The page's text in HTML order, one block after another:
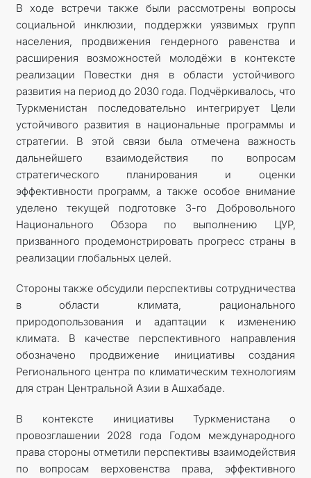
В ходе встречи также были рассмотрены вопросы
социальной инклюзии, поддержки уязвимых групп
населения, продвижения гендерного равенства и
расширения возможностей молодёжи в контексте
реализации Повестки дня в области устойчивого
развития на период до 2030 года. Подчёркивалось, что
Туркменистан последовательно интегрирует Цели
устойчивого развития в национальные программы и
стратегии. В этой связи была отмечена важность
дальнейшего взаимодействия по вопросам
стратегического планирования и оценки
эффективности программ, а также особое внимание
уделено текущей подготовке 3-го Добровольного
Национального Обзора по выполнению ЦУР,
призванного продемонстрировать прогресс страны в
реализации глобальных целей.
Стороны также обсудили перспективы сотрудничества
в области климата, рационального
природопользования и адаптации к изменению
климата. В качестве перспективного направления
обозначено продвижение инициативы создания
Регионального центра по климатическим технологиям
для стран Центральной Азии в Ашхабаде.
В контексте инициативы Туркменистана о
провозглашении 2028 года Годом международного
права стороны отметили перспективы взаимодействия
по вопросам верховенства права, эффективного